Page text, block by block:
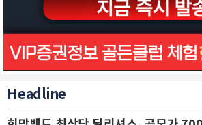
Headline